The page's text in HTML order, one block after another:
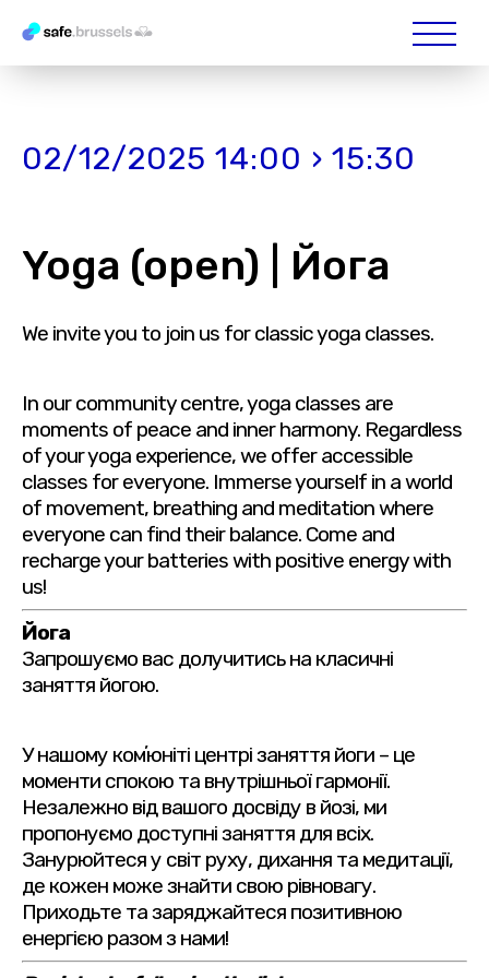
02/12/2025 14:00 › 15:30
Yoga (open) | Йога
We invite you to join us for classic yoga classes.
In our community centre, yoga classes are
moments of peace and inner harmony. Regardless
of your yoga experience, we offer accessible
classes for everyone. Immerse yourself in a world
of movement, breathing and meditation where
everyone can find their balance. Come and
recharge your batteries with positive energy with
us!
Йога
Запрошуємо вас долучитись на класичні
заняття йогою.
У нашому комʼюніті центрі заняття йоги – це
моменти спокою та внутрішньої гармонії.
Незалежно від вашого досвіду в йозі, ми
пропонуємо доступні заняття для всіх.
Занурюйтеся у світ руху, дихання та медитації,
де кожен може знайти свою рівновагу.
Приходьте та заряджайтеся позитивною
енергією разом з нами!